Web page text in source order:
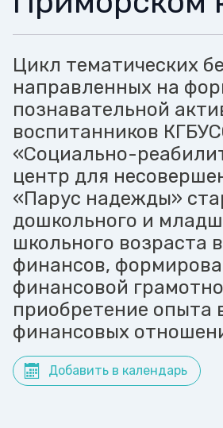
Цикл тематических
направленных на
познавательной
воспитанников
«Социально-
центр для
«Парус надежды»
дошкольного и
школьного возраста
финансов,
финансовой
приобретение опыта
финансовых
Добавить в календарь